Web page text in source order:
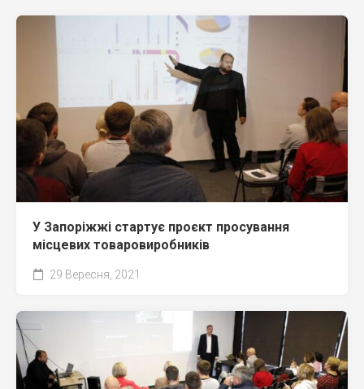
У Запоріжжі стартує проєкт просування
місцевих товаровиробників
29 Вересня, 2021